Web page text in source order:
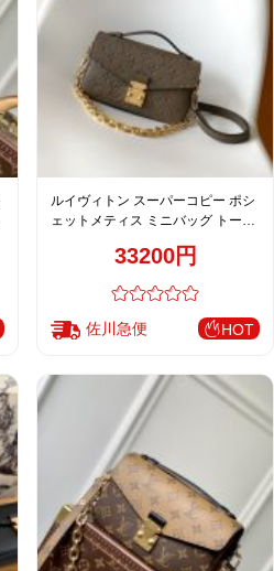
ルイヴィトン スーパーコピー ポシ
ェットメティス ミニバッグ トープ
33200円
佐川急便 HOT